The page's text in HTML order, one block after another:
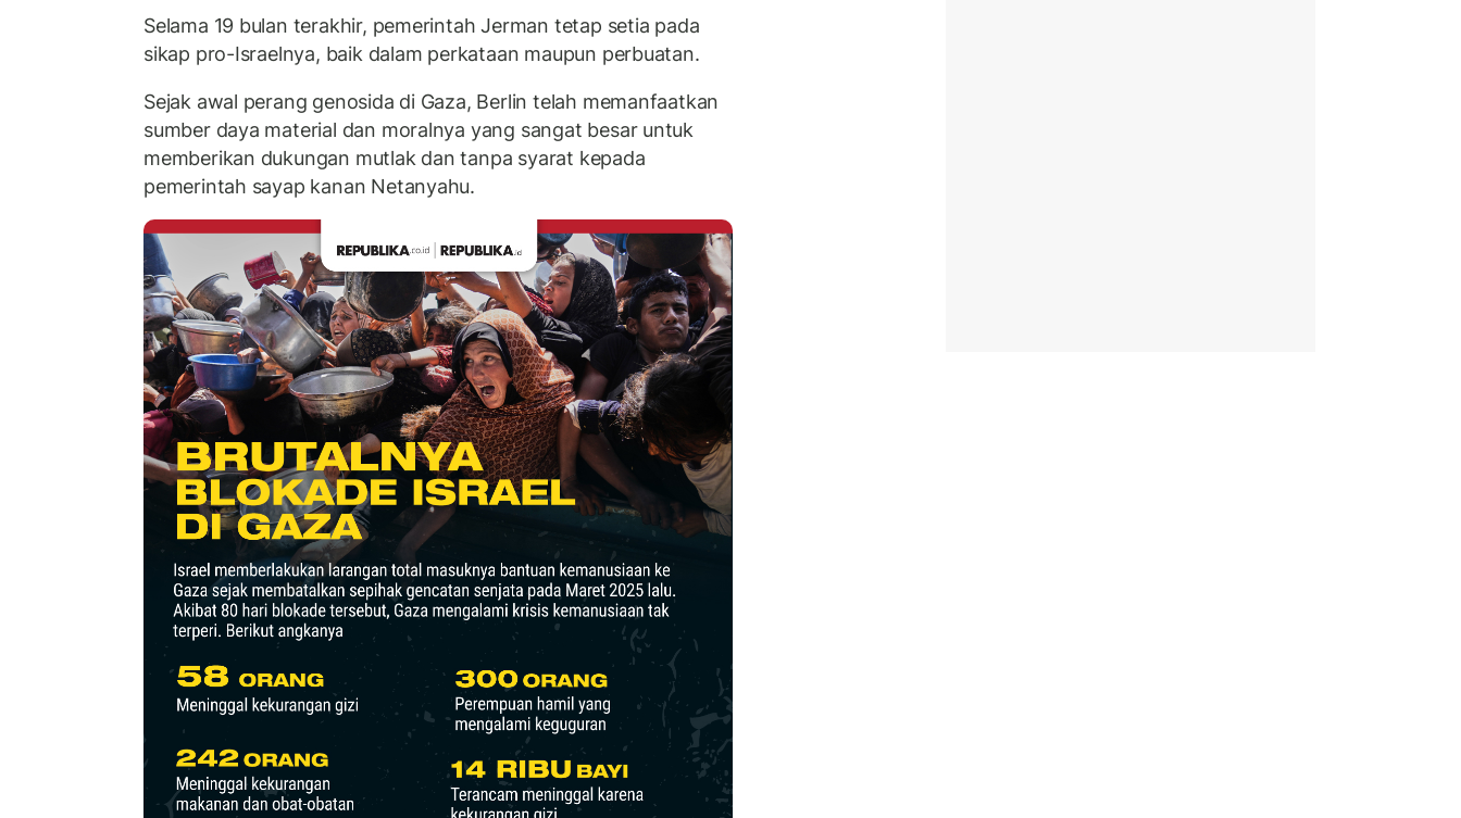
Selama 19 bulan terakhir, pemerintah Jerman tetap setia pada
sikap pro-Israelnya, baik dalam perkataan maupun perbuatan.
Sejak awal perang genosida di Gaza, Berlin telah memanfaatkan
sumber daya material dan moralnya yang sangat besar untuk
memberikan dukungan mutlak dan tanpa syarat kepada
pemerintah sayap kanan Netanyahu.